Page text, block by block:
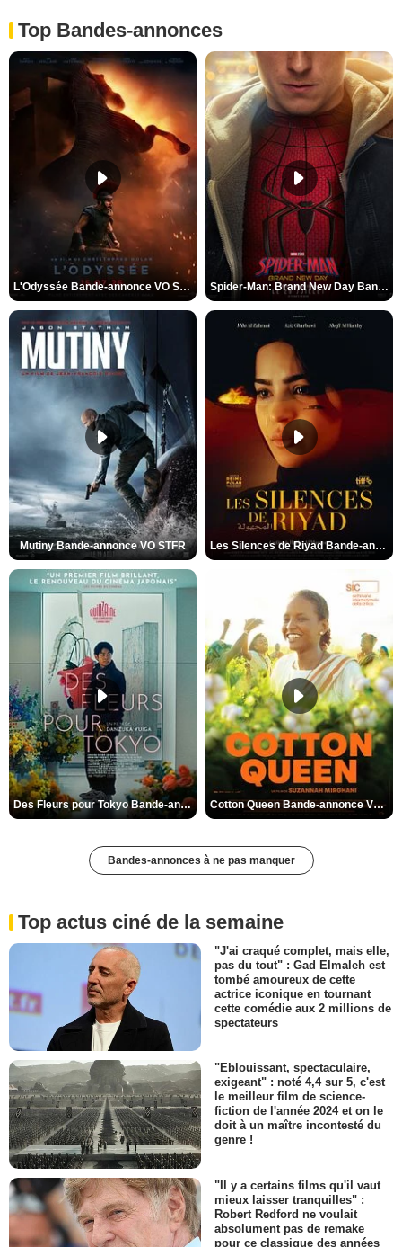
Top Bandes-annonces
L'Odyssée Bande-annonce VO STFR Spider-Man: Brand New Day Bande-annonce VO STFR
Mutiny Bande-annonce VO STFR Les Silences de Riyad Bande-annonce VO STFR
Des Fleurs pour Tokyo Bande-annonce VO STFR Cotton Queen Bande-annonce VO STFR
Bandes-annonces à ne pas manquer
Top actus ciné de la semaine
"J'ai craqué complet, mais elle,
pas du tout" : Gad Elmaleh est
tombé amoureux de cette
actrice iconique en tournant
cette comédie aux 2 millions de
spectateurs
"Eblouissant, spectaculaire,
exigeant" : noté 4,4 sur 5, c'est
le meilleur film de science-
fiction de l'année 2024 et on le
doit à un maître incontesté du
genre !
"Il y a certains films qu'il vaut
mieux laisser tranquilles" :
Robert Redford ne voulait
absolument pas de remake
pour ce classique des années